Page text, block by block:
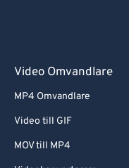
Video Omvandlare
MP4 Omvandlare
Video till GIF
MOV till MP4